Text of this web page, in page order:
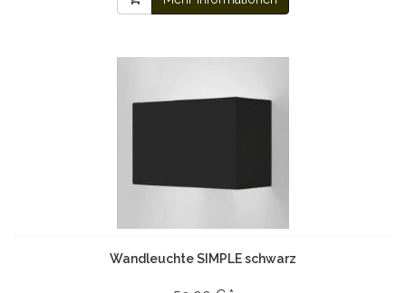
Wandleuchte SIMPLE schwarz